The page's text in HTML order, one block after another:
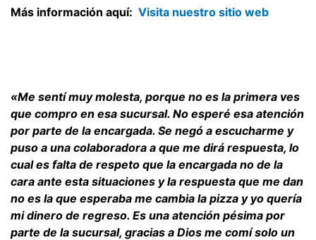
Más información aquí: Visita nuestro sitio web
«Me sentí muy molesta, porque no es la primera ves
que compro en esa sucursal. No esperé esa atención
por parte de la encargada. Se negó a escucharme y
puso a una colaboradora a que me dirá respuesta, lo
cual es falta de respeto que la encargada no de la
cara ante esta situaciones y la respuesta que me dan
no es la que esperaba me cambia la pizza y yo quería
mi dinero de regreso. Es una atención pésima por
parte de la sucursal, gracias a Dios me comí solo un